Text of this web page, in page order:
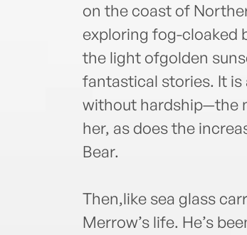
on the coast of
exploring fog-cloaked
the light ofgolden
fantastical stories. It
without hardship—the
her, as does the
Bear.
Then,like sea glass
Merrow’s life. He’s